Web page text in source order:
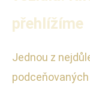
přehlížíme
Jednou z